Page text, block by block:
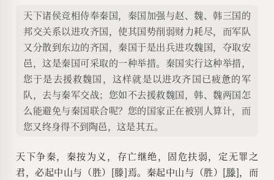
天下诸侯竞相侍奉秦国，秦国加强与赵、魏、韩三国的
邦交关系以进攻齐国，使其国势削弱财力耗尽，而军队
又分散到东边的齐国，秦国于是出兵进攻魏国，夺取安
邑，这是秦国可采取的一种举措。秦国实行这种举措，
您于是去援救魏国，这样就是以进攻齐国已疲惫的军
队，去与秦军交战；您如不去援救魏国，韩、魏两国怎
么能避免与秦国联合呢？您的国家正在被别人算计，而
您又终身得不到陶邑，这是其五。
天下争秦，秦按为义，存亡继绝，固危扶弱，定无罪之
君，必起中山与（胜）[滕]焉。秦起中山与（胜）[滕]，而